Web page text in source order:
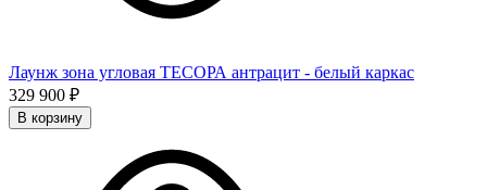
Лаунж зона угловая ТЕСОРА антрацит - белый каркас
329 900 ₽
В корзину